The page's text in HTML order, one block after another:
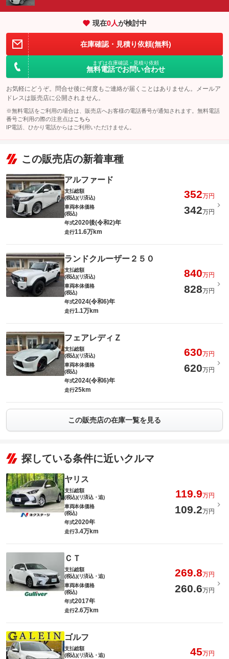
現在0人が検討中
在庫確認・見積り依頼(無料)
まずは在庫確認・見積り依頼
無料電話でお問い合わせ
お気軽にどうぞ。問合せ後に何度もご連絡が届くことはありません。メールア
ドレスは販売店に公開されません。
※無料電話をご利用の場合は、販売店へお客様の電話番号が通知されます。無料電話
番号ご利用の際の注意点は こちら
IP電話、ひかり電話からはご利用いただけません。
この販売店の新着車種
アルファード
支払総額
(税込)(リ済込)
352万円
車両本体価格
(税込)
342万円
年式2020後(令和2)年
走行11.6万km
ランドクルーザー２５０
支払総額
(税込)(リ済込)
840万円
車両本体価格
(税込)
828万円
年式2024(令和6)年
走行1.1万km
フェアレディＺ
支払総額
(税込)(リ済込)
630万円
車両本体価格
(税込)
620万円
年式2024(令和6)年
走行25km
この販売店の在庫一覧を見る
探している条件に近いクルマ
ヤリス
支払総額
(税込)(リ済込・追)
119.9万円
車両本体価格
(税込)
109.2万円
年式2020年
走行3.4万km
ＣＴ
支払総額
(税込)(リ済込・追)
269.8万円
車両本体価格
(税込)
260.6万円
年式2017年
走行2.6万km
ゴルフ
支払総額
(税込)(リ済込・追)
45万円